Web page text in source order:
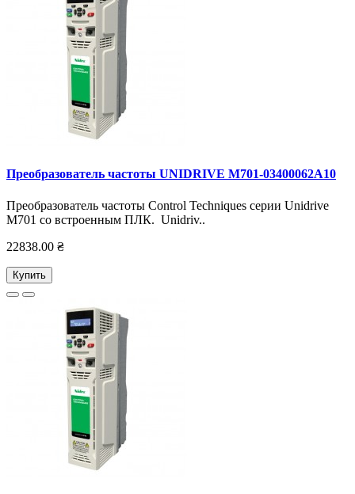
Преобразователь частоты UNIDRIVE M701-03400062А10
Преобразователь частоты Control Techniques серии Unidrive
M701 со встроенным ПЛК. Unidriv..
22838.00 ₴
Купить